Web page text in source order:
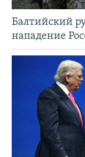
Балтийский
нападение